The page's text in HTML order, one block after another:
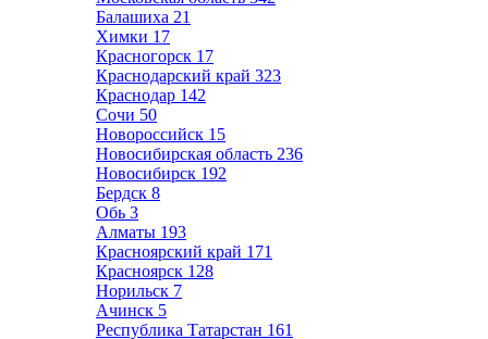
Балашиха 21
Химки 17
Красногорск 17
Краснодарский край 323
Краснодар 142
Сочи 50
Новороссийск 15
Новосибирская область 236
Новосибирск 192
Бердск 8
Обь 3
Алматы 193
Красноярский край 171
Красноярск 128
Норильск 7
Ачинск 5
Республика Татарстан 161